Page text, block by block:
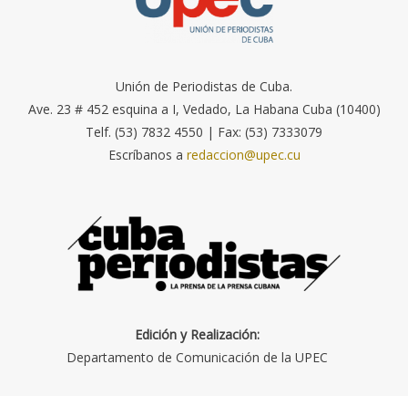
Unión de Periodistas de Cuba.
Ave. 23 # 452 esquina a I, Vedado, La Habana Cuba (10400)
Telf. (53) 7832 4550 | Fax: (53) 7333079
Escríbanos a redaccion@upec.cu
Edición y Realización:
Departamento de Comunicación de la UPEC